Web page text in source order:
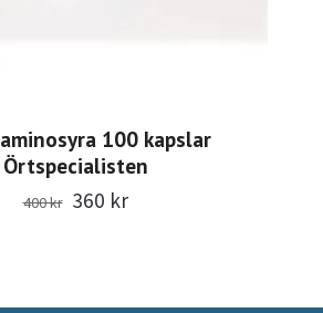
100 kapslar
Örtspecialisten
400 kr 360 kr